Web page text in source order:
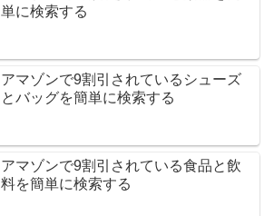
単に検索する
アマゾンで9割引されているシューズ
とバッグを簡単に検索する
アマゾンで9割引されている食品と飲
料を簡単に検索する